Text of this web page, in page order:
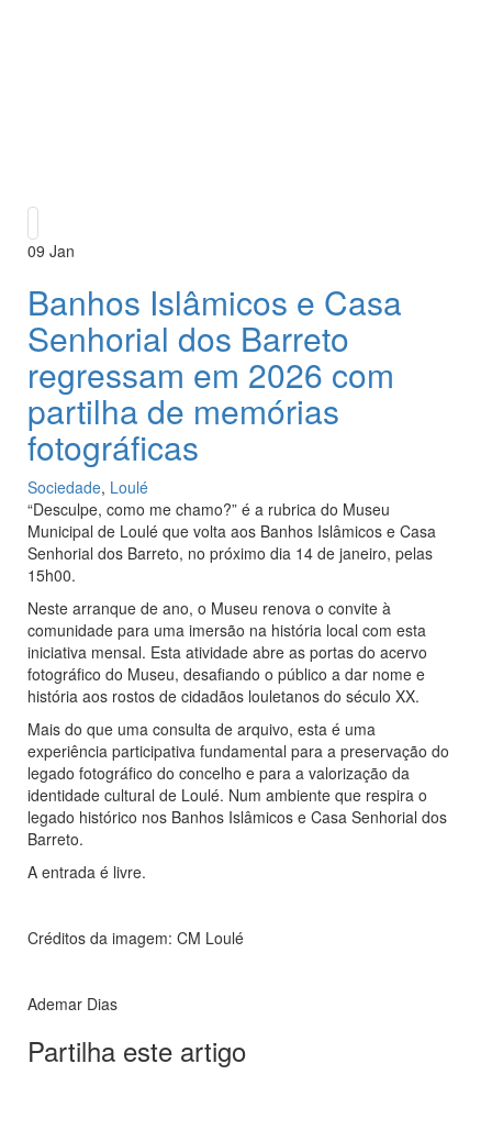
09 Jan
Banhos Islâmicos e Casa
Senhorial dos Barreto
regressam em 2026 com
partilha de memórias
fotográficas
Sociedade, Loulé
“Desculpe, como me chamo?” é a rubrica do Museu
Municipal de Loulé que volta aos Banhos Islâmicos e Casa
Senhorial dos Barreto, no próximo dia 14 de janeiro, pelas
15h00.
Neste arranque de ano, o Museu renova o convite à
comunidade para uma imersão na história local com esta
iniciativa mensal. Esta atividade abre as portas do acervo
fotográfico do Museu, desafiando o público a dar nome e
história aos rostos de cidadãos louletanos do século XX.
Mais do que uma consulta de arquivo, esta é uma
experiência participativa fundamental para a preservação do
legado fotográfico do concelho e para a valorização da
identidade cultural de Loulé. Num ambiente que respira o
legado histórico nos Banhos Islâmicos e Casa Senhorial dos
Barreto.
A entrada é livre.
Créditos da imagem: CM Loulé
Ademar Dias
Partilha este artigo